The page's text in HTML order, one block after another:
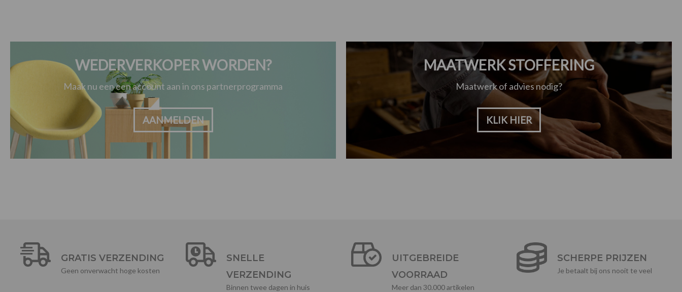
WEDERVERKOPER WORDEN?
Maak nu een een account aan in ons partnerprogramma
AANMELDEN
MAATWERK STOFFERING
Maatwerk of advies nodig?
KLIK HIER
GRATIS VERZENDING
Geen onverwacht hoge kosten
SNELLE
VERZENDING
Binnen twee dagen in huis
UITGEBREIDE
VOORRAAD
Meer dan 30.000 artikelen
SCHERPE PRIJZEN
Je betaalt bij ons nooit te veel